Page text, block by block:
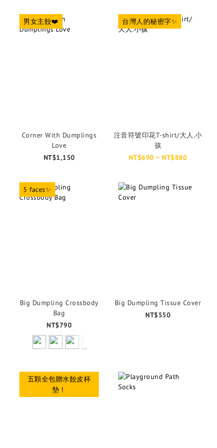
男女主餃❤️
Corner With Dumplings
Love
NT$1,150
台灣人的秘密字✨
注音符號印花T-shirt/大人.小
孩
NT$690 ~ NT$880
5 faces✨
Big Dumpling Crossbody
Bag
NT$790
Big Dumpling Tissue Cover
NT$550
五顆全包贈水餃皮杯
墊！